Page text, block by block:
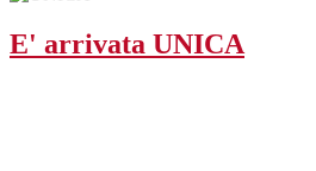
E' arrivata UNICA